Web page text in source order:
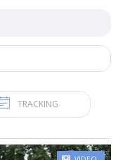
TRACKING